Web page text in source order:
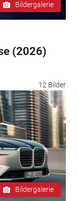
Bildergalerie
(2026)
12 Bilder
Bildergalerie